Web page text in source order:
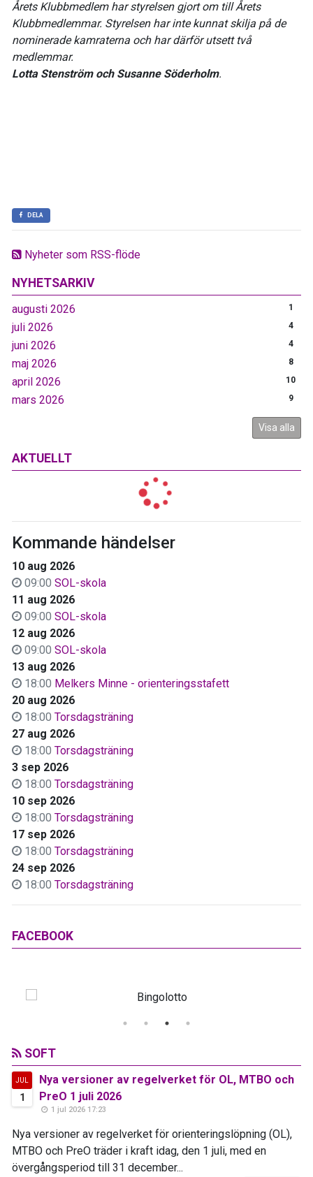
Nyheter som RSS-flöde
NYHETSARKIV
augusti 2026 1
juli 2026 4
juni 2026 4
maj 2026 8
april 2026 10
mars 2026 9
Visa alla
AKTUELLT
Kommande händelser
10 aug 2026
09:00 SOL-skola
11 aug 2026
09:00 SOL-skola
12 aug 2026
09:00 SOL-skola
13 aug 2026
18:00 Melkers Minne - orienteringsstafett
20 aug 2026
18:00 Torsdagsträning
27 aug 2026
18:00 Torsdagsträning
3 sep 2026
18:00 Torsdagsträning
10 sep 2026
18:00 Torsdagsträning
17 sep 2026
18:00 Torsdagsträning
24 sep 2026
18:00 Torsdagsträning
Årets Klubbmedlem har styrelsen gjort om till Årets
Klubbmedlemmar. Styrelsen har inte kunnat skilja på de
nominerade kamraterna och har därför utsett två
medlemmar.
Lotta Stenström och Susanne Söderholm.
DELA
FACEBOOK
SOFT
JUL
1
Nya versioner av regelverket för OL, MTBO och
PreO 1 juli 2026
1 jul 2026 17:23
Nya versioner av regelverket för orienteringslöpning (OL),
MTBO och PreO träder i kraft idag, den 1 juli, med en
övergångsperiod till 31 december...